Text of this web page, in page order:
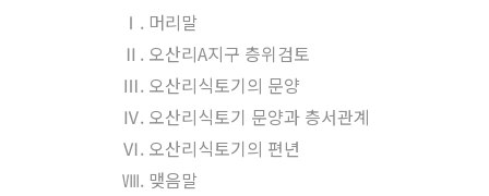
Ⅰ. 머리말
Ⅱ. 오산리A지구 층위검토
Ⅲ. 오산리식토기의 문양
Ⅳ. 오산리식토기 문양과 층서관계
Ⅵ. 오산리식토기의 편년
Ⅷ. 맺음말